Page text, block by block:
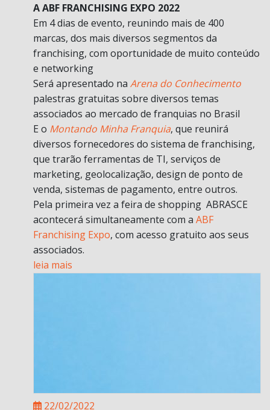
A ABF FRANCHISING EXPO 2022
Em 4 dias de evento, reunindo mais de 400
marcas, dos mais diversos segmentos da
franchising, com oportunidade de muito conteúdo
e networking
Será apresentado na Arena do Conhecimento
palestras gratuitas sobre diversos temas
associados ao mercado de franquias no Brasil
E o Montando Minha Franquia, que reunirá
diversos fornecedores do sistema de franchising,
que trarão ferramentas de TI, serviços de
marketing, geolocalização, design de ponto de
venda, sistemas de pagamento, entre outros.
Pela primeira vez a feira de shopping ABRASCE
acontecerá simultaneamente com a ABF
Franchising Expo, com acesso gratuito aos seus
associados.
leia mais
22/02/2022